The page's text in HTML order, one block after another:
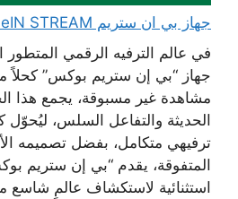
جهاز بي ان ستريم beIN STREAM الكويت مع اشتراك
في عالم الترفيه الرقمي المتطور
جهاز “بي إن ستريم بوكس” كحلاً
مشاهدة غير مسبوقة، يجمع هذا
الحديثة والتفاعل السلس،
ترفيهي متكامل، بفضل تصميمه
المتفوقة، يقدم “بي إن ستريم
استثنائية لاستكشاف عالمٍ شاسع